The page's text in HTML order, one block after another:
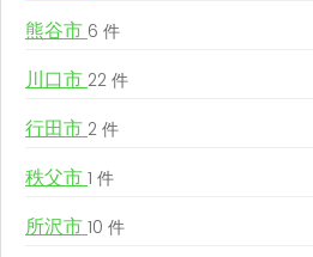
熊谷市 6 件
川口市 22 件
行田市 2 件
秩父市 1 件
所沢市 10 件